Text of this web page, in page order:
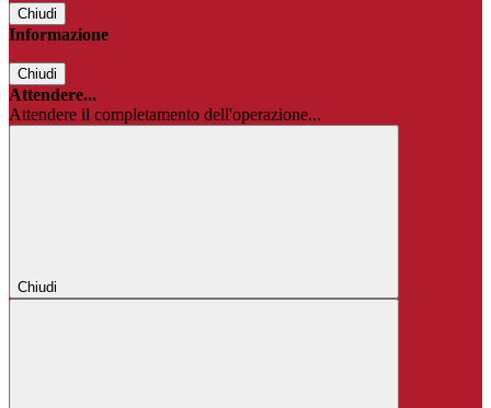
Chiudi
Informazione
Chiudi
Attendere...
Attendere il completamento dell'operazione...
Chiudi